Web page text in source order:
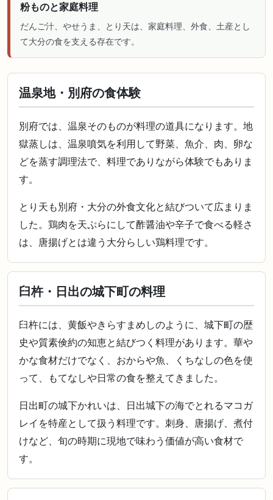
粉ものと家庭料理
だんご汁、やせうま、とり天は、家庭料理、外食、土産とし
て大分の食を支える存在です。
温泉地・別府の食体験
別府では、温泉そのものが料理の道具になります。地
獄蒸しは、温泉噴気を利用して野菜、魚介、肉、卵な
どを蒸す調理法で、料理でありながら体験でもありま
す。
とり天も別府・大分の外食文化と結びついて広まりま
した。鶏肉を天ぷらにして酢醤油や辛子で食べる軽さ
は、唐揚げとは違う大分らしい鶏料理です。
臼杵・日出の城下町の料理
臼杵には、黄飯やきらすまめしのように、城下町の歴
史や質素倹約の知恵と結びつく料理があります。華や
かな食材だけでなく、おからや魚、くちなしの色を使
って、もてなしや日常の食を整えてきました。
日出町の城下かれいは、日出城下の海でとれるマコガ
レイを特産として扱う料理です。刺身、唐揚げ、煮付
けなど、旬の時期に現地で味わう価値が高い食材で
す。